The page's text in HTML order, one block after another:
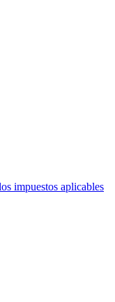
impuestos aplicables